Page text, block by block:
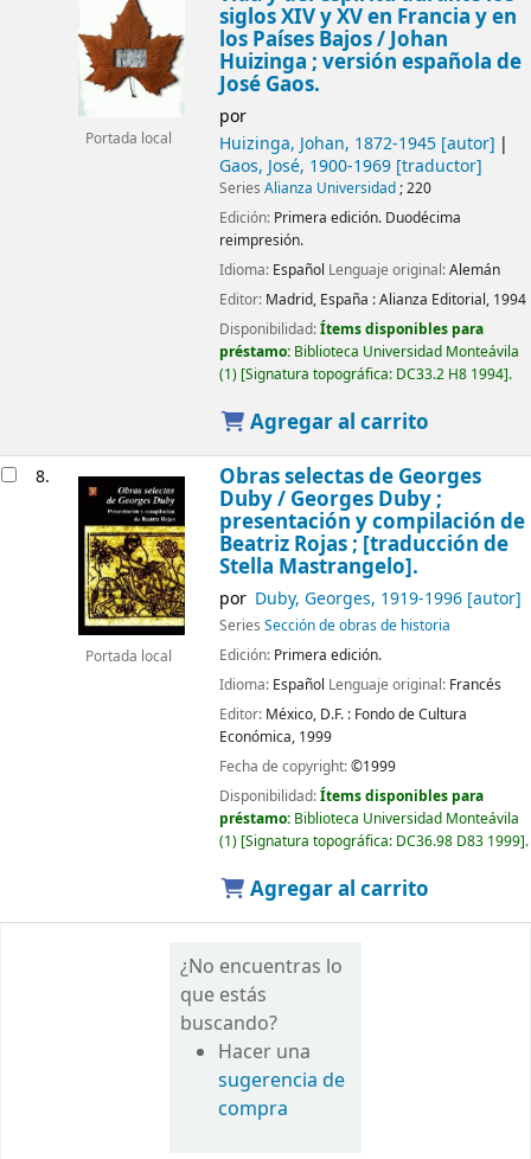
Portada local
siglos XIV y XV en Francia y en
los Países Bajos /Johan
Huizinga ; versión española de
José Gaos.
por
Huizinga, Johan, 1872-1945[autor]
Gaos, José, 1900-1969[traductor]
Series Alianza Universidad; 220
Edición: Primera edición. Duodécima
reimpresión.
Idioma: Español Lenguaje original:Alemán
Editor: Madrid, España :Alianza Editorial, 1994
Disponibilidad:Ítems disponibles para
préstamo: Biblioteca Universidad Monteávila
(1) Signatura topográfica: DC33.2 H8 1994 .
Agregar al carrito
8.
Portada local
Obras selectas de Georges
Duby / Georges Duby ;
presentación y compilación de
Beatriz Rojas ; [traducción de
Stella Mastrangelo].
por Duby, Georges, 1919-1996[autor]
Series Sección de obras de historia
Edición: Primera edición.
Idioma: Español Lenguaje original: Francés
Editor: México, D.F. : Fondo de Cultura
Económica, 1999
Fecha de copyright:©1999
Disponibilidad:Ítems disponibles para
préstamo: Biblioteca Universidad Monteávila
(1) Signatura topográfica: DC36.98 D83 1999 .
Agregar al carrito
¿No encuentras lo
que estás
buscando?
Hacer una
sugerencia de
compra